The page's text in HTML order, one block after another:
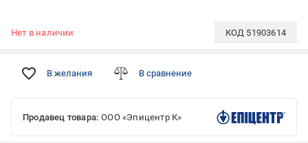
Нет в наличии КОД 51903614
В желания В сравнение
Продавец товара: ООО «Эпицентр К»